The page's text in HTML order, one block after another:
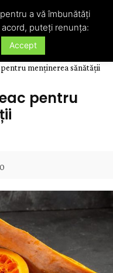
menținerea sănătății
pentru
0
a vă îmbunătăți
puteți renunța:
Accept